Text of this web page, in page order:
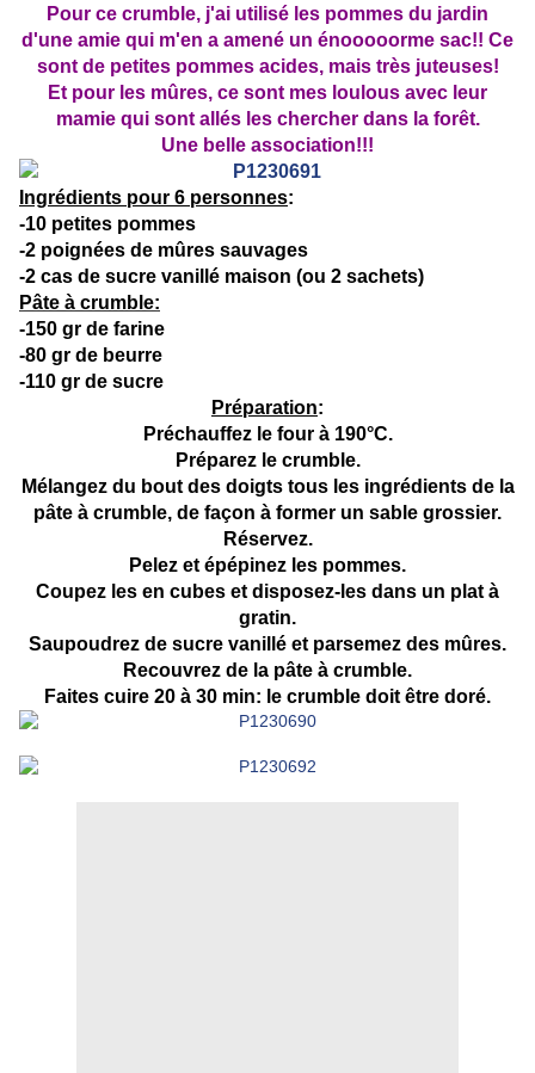
Pour ce crumble, j'ai utilisé les pommes du jardin
d'une amie qui m'en a amené un énooooorme sac!! Ce
sont de petites pommes acides, mais très juteuses!
Et pour les mûres, ce sont mes loulous avec leur
mamie qui sont allés les chercher dans la forêt.
Une belle association!!!
Ingrédients pour 6 personnes:
-10 petites pommes
-2 poignées de mûres sauvages
-2 cas de sucre vanillé maison (ou 2 sachets)
Pâte à crumble:
-150 gr de farine
-80 gr de beurre
-110 gr de sucre
Préparation:
Préchauffez le four à 190°C.
Préparez le crumble.
Mélangez du bout des doigts tous les ingrédients de la
pâte à crumble, de façon à former un sable grossier.
Réservez.
Pelez et épépinez les pommes.
Coupez les en cubes et disposez-les dans un plat à
gratin.
Saupoudrez de sucre vanillé et parsemez des mûres.
Recouvrez de la pâte à crumble.
Faites cuire 20 à 30 min: le crumble doit être doré.